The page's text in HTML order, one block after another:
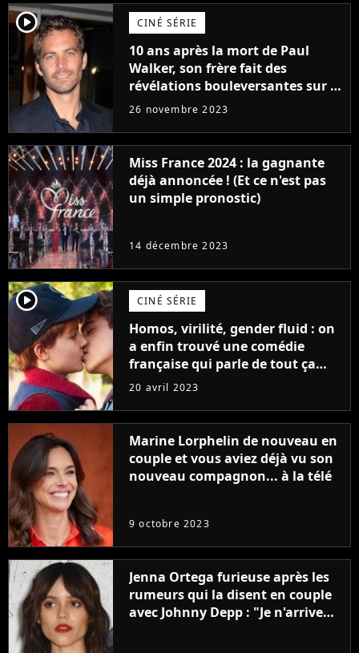
player2 CINÉ SÉRIE
10 ans après la mort de Paul
Walker, son frère fait des
révélations bouleversantes sur la
réaction des acteurs de Fast and
26 novembre 2023
Miss France 2024 : la gagnante
déjà annoncée ! (Et ce n'est pas
un simple pronostic)
14 décembre 2023
player2 CINÉ SÉRIE
Homos, virilité, gender fluid : on
a enfin trouvé une comédie
française qui parle de tout ça
sans être super ringarde
20 avril 2023
Marine Lorphelin de nouveau en
couple et vous aviez déjà vu son
nouveau compagnon... à la télé
9 octobre 2023
Jenna Ortega furieuse après les
rumeurs qui la disent en couple
avec Johnny Depp : "Je n'arrive